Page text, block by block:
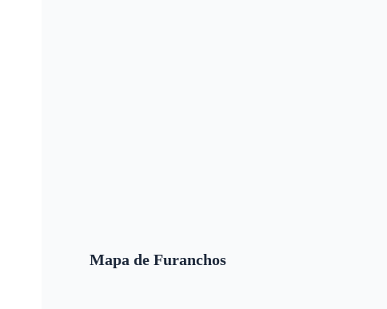
Mapa de Furanchos